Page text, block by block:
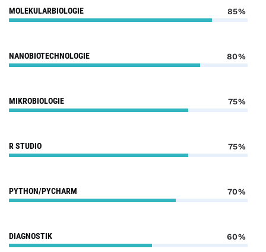
MOLEKULARBIOLOGIE 85%
NANOBIOTECHNOLOGIE 80%
MIKROBIOLOGIE 75%
R STUDIO 75%
PYTHON/PYCHARM 70%
DIAGNOSTIK 60%